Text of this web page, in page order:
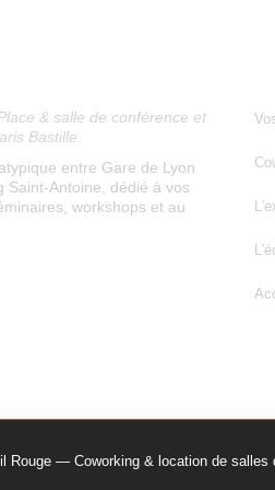
& salle de conférence et
Bastille.
entre Gare de Lyon
Saint-Antoine, dédié à vos
workshops et au
Rouge — Coworking & location de